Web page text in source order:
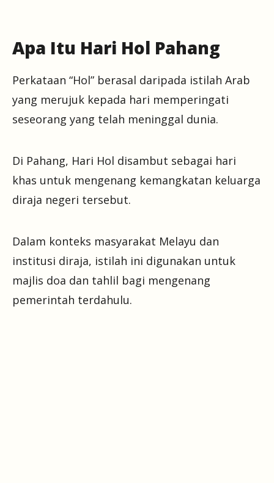
Apa Itu Hari Hol Pahang
Perkataan “Hol” berasal daripada istilah Arab
yang merujuk kepada hari memperingati
seseorang yang telah meninggal dunia.
Di Pahang, Hari Hol disambut sebagai hari
khas untuk mengenang kemangkatan keluarga
diraja negeri tersebut.
Dalam konteks masyarakat Melayu dan
institusi diraja, istilah ini digunakan untuk
majlis doa dan tahlil bagi mengenang
pemerintah terdahulu.